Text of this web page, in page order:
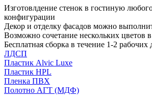
Изготовлдение стенок в гостиную
конфигурации
Декор и отделку фасадов можно
Возможно сочетание нескольких цветов
Бесплатная сборка в течение 1-2 рабочих
ЛДСП
Пластик Alvic Luxe
Пластик HPL
Пленка ПВХ
Полотно АГТ (МДФ)